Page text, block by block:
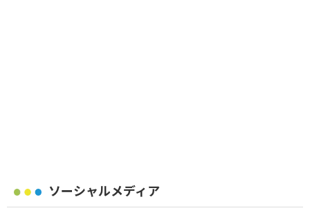
ソーシャルメディア